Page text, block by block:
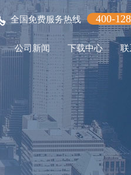
全国免费服务热线 400-
公司新闻 下载中心 联